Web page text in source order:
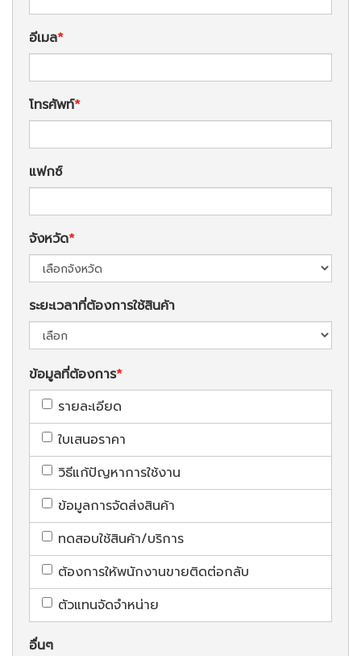
อีเมล
โทรศัพท์
แฟกซ์
จังหวัด
ระยะเวลาที่ต้องการใช้สินค้า
ข้อมูลที่ต้องการ
รายละเอียด
ใบเสนอราคา
วิธีแก้ปัญหาการใช้งาน
ข้อมูลการจัดส่งสินค้า
ทดสอบใช้สินค้า/บริการ
ต้องการให้พนักงานขายติดต่อกลับ
ตัวแทนจัดจำหน่าย
อื่นๆ